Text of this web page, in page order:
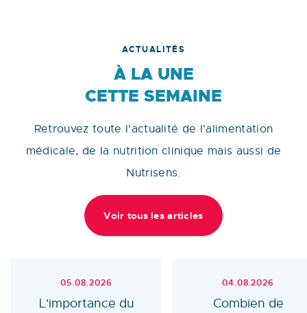
ACTUALITÉS
À LA UNE
CETTE SEMAINE
Retrouvez toute l'actualité de l'alimentation
médicale, de la nutrition clinique mais aussi de
Nutrisens.
Voir tous les articles
05.08.2026
L'importance du
04.08.2026
Combien de